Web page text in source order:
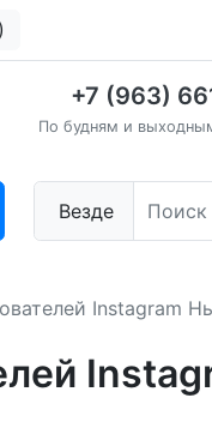
+7 (963)
По будням и
Везде
Instagram